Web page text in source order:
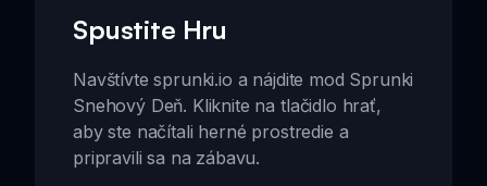
Spustite Hru
Navštívte sprunki.io a nájdite mod Sprunki
Snehový Deň. Kliknite na tlačidlo hrať,
aby ste načítali herné prostredie a
pripravili sa na zábavu.